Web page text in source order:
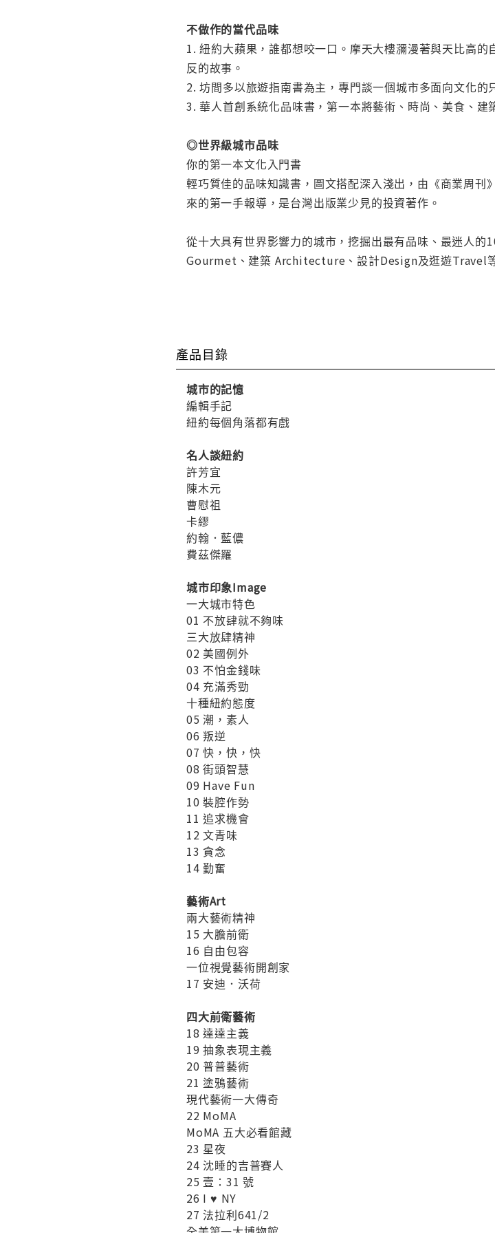
不做作的當代品味
1. 紐約大蘋果，誰都想咬一口。摩天大樓瀰漫著與天比高
反的故事。
2. 坊間多以旅遊指南書為主，專門談一個城市多面向文化的
3. 華人首創系統化品味書，第一本將藝術、時尚、美食、
◎世界級城市品味
你的第一本文化入門書
輕巧質佳的品味知識書，圖文搭配深入淺出，由《商業周
來的第一手報導，是台灣出版業少見的投資著作。
從十大具有世界影響力的城市，挖掘出最有品味、最迷人
Gourmet、建築 Architecture、設計Design及逛遊Travel
產品目錄
城市的記憶
編輯手記
紐約每個角落都有戲
名人談紐約
許芳宜
陳木元
曹慰祖
卡繆
約翰．藍儂
費茲傑羅
城市印象Image
一大城市特色
01 不放肆就不夠味
三大放肆精神
02 美國例外
03 不怕金錢味
04 充滿秀勁
十種紐約態度
05 潮，素人
06 叛逆
07 快，快，快
08 街頭智慧
09 Have Fun
10 裝腔作勢
11 追求機會
12 文青味
13 貪念
14 勤奮
藝術Art
兩大藝術精神
15 大膽前衛
16 自由包容
一位視覺藝術開創家
17 安迪．沃荷
四大前衛藝術
18 達達主義
19 抽象表現主義
20 普普藝術
21 塗鴉藝術
現代藝術一大傳奇
22 MoMA
MoMA 五大必看館藏
23 星夜
24 沈睡的吉普賽人
25 壹：31 號
26 I ♥ NY
27 法拉利641/2